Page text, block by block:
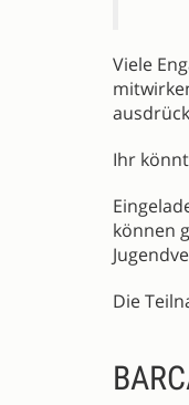
Viele
Ihr
können
Die